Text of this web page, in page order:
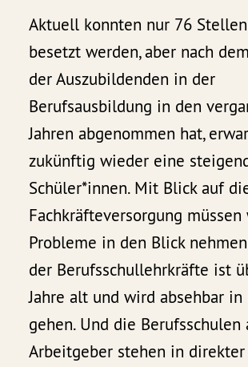
Aktuell konnten nur 76
besetzt werden, aber nach
der Auszubildenden in der
Berufsausbildung in den
Jahren abgenommen hat,
zukünftig wieder eine
Schüler*innen. Mit Blick auf
Fachkräfteversorgung
Probleme in den Blick
der Berufsschullehrkräfte ist
Jahre alt und wird absehbar in
gehen. Und die Berufsschulen
Arbeitgeber stehen in direkter